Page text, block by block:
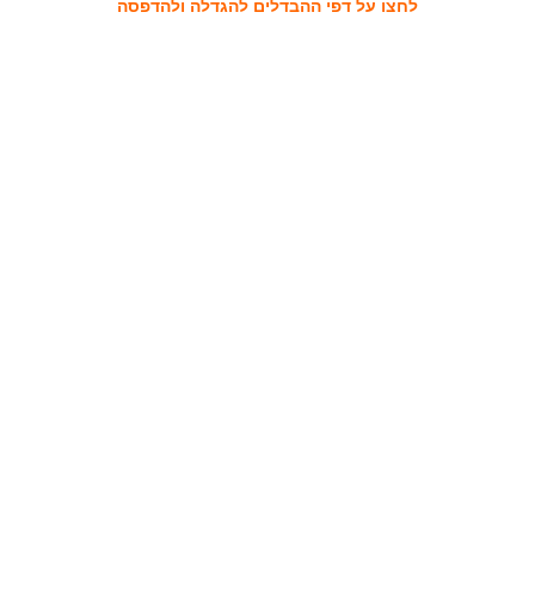
לחצו על דפי ההבדלים להגדלה ולהדפסה